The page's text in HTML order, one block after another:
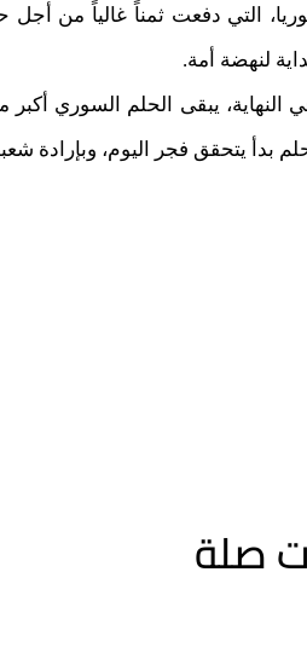
التي دفعت ثمناً غالياً من أجل
لنهضة أمة.
النهاية، يبقى الحلم السوري
بدأ يتحقق فجر اليوم، وبإرادة
صلة